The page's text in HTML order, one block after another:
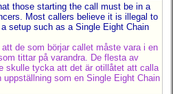
those starting the call must be in a
Most callers believe it is illegal to
setup such as a Single Eight Chain
de som börjar callet måste vara i en
tittar på varandra. De flesta av
skulle tycka att det är otillåtet att calla
uppställning som en Single Eight Chain